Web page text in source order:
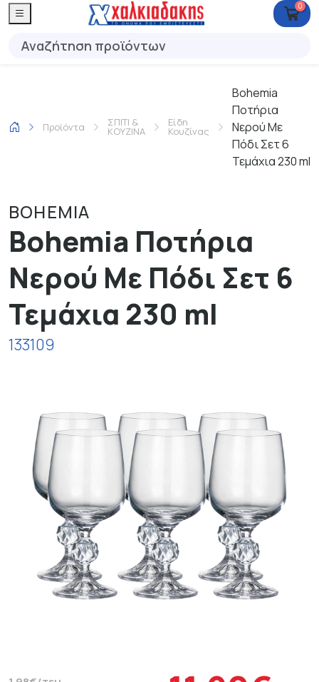
0
Προϊόντα ΣΠΙΤΙ &
ΚΟΥΖΙΝΑ
Είδη
Κουζίνας
Bohemia
Ποτήρια
Νερού Με
Πόδι Σετ 6
Τεμάχια 230 ml
BOHEMIA
Bohemia Ποτήρια
Νερού Με Πόδι Σετ 6
Τεμάχια 230 ml
133109